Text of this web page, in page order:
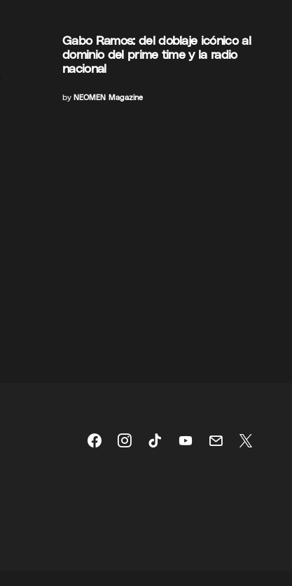
Gabo Ramos: del doblaje icónico al
dominio del prime time y la radio
nacional
by NEOMEN Magazine